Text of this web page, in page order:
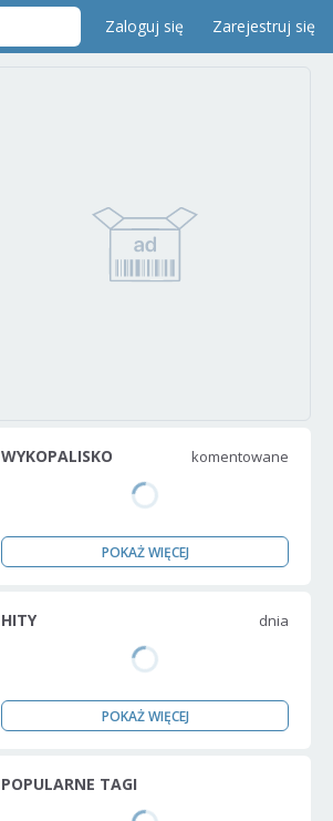
Zaloguj się Zarejestruj się
WYKOPALISKO komentowane
POKAŻ WIĘCEJ
HITY dnia
POKAŻ WIĘCEJ
POPULARNE TAGI